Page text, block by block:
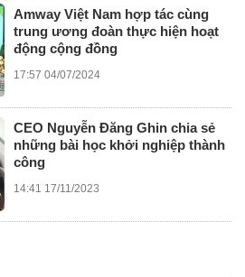
Amway Việt Nam hợp tác cùng
trung ương đoàn thực hiện hoạt
động cộng đồng
17:57 04/07/2024
CEO Nguyễn Đăng Ghin chia sẻ
những bài học khởi nghiệp thành
công
14:41 17/11/2023